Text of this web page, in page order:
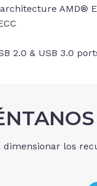
AMD®
2.0 & USB 3.0
dimensionar los